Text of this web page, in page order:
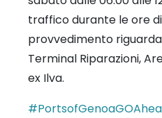
traffico durante le ore
provvedimento
Terminal Riparazioni,
ex Ilva.